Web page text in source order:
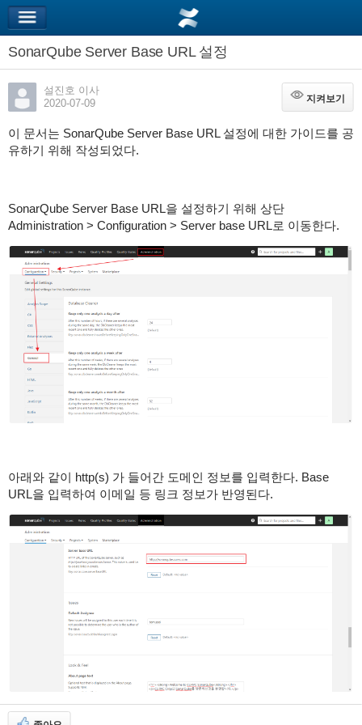
SonarQube Server Base URL 설정
설진호 이사
2020-07-09
지켜보기
지켜보기
이 문서는 SonarQube Server Base URL 설정에 대한 가이드를 공
유하기 위해 작성되었다.
SonarQube Server Base URL을 설정하기 위해 상단
Administration > Configuration > Server base URL로 이동한다.
아래와 같이 http(s) 가 들어간 도메인 정보를 입력한다. Base
URL을 입력하여 이메일 등 링크 정보가 반영된다.